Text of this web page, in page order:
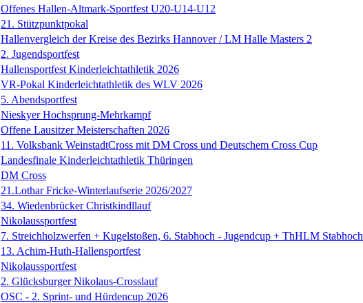
Offenes Hallen-Altmark-Sportfest U20-U14-U12
21. Stützpunktpokal
Hallenvergleich der Kreise des Bezirks Hannover / LM Halle Masters 2
2. Jugendsportfest
Hallensportfest Kinderleichtathletik 2026
VR-Pokal Kinderleichtathletik des WLV 2026
5. Abendsportfest
Nieskyer Hochsprung-Mehrkampf
Offene Lausitzer Meisterschaften 2026
11. Volksbank WeinstadtCross mit DM Cross und Deutschem Cross Cup
Landesfinale Kinderleichtathletik Thüringen
DM Cross
21.Lothar Fricke-Winterlaufserie 2026/2027
34. Wiedenbrücker Christkindllauf
Nikolaussportfest
7. Streichholzwerfen + Kugelstoßen, 6. Stabhoch - Jugendcup + ThHLM Stabhoch
13. Achim-Huth-Hallensportfest
Nikolaussportfest
2. Glücksburger Nikolaus-Crosslauf
OSC - 2. Sprint- und Hürdencup 2026